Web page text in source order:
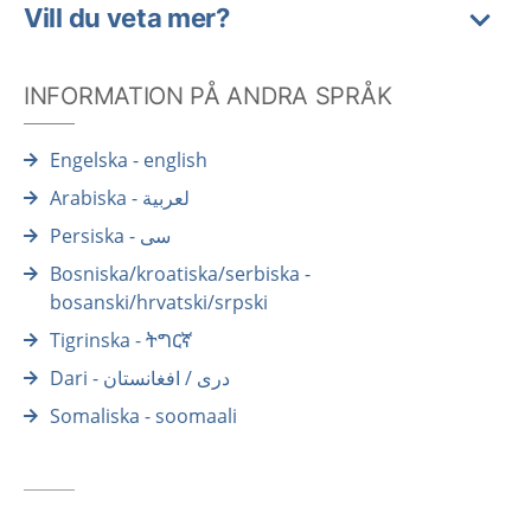
Vill du veta mer?
INFORMATION PÅ ANDRA SPRÅK
Engelska - english
Arabiska - لعربية
Persiska - سی
Bosniska/kroatiska/serbiska -
bosanski/hrvatski/srpski
Tigrinska - ትግርኛ
Dari - درى / افغانستان
Somaliska - soomaali